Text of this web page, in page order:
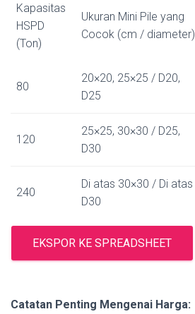
Kapasitas
HSPD
(Ton)
Ukuran Mini Pile yang
Cocok (cm / diameter)
80
20×20, 25×25 / D20,
D25
120
25×25, 30×30 / D25,
D30
240
Di atas 30×30 / Di atas
D30
EKSPOR KE SPREADSHEET
Catatan Penting Mengenai Harga: